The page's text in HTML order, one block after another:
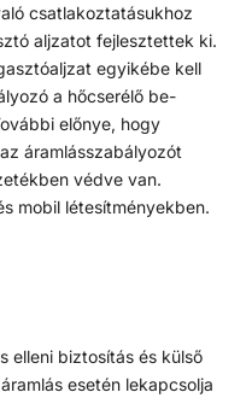
csatlakoztatásukhoz
aljzatot fejlesztettek ki.
egyikébe kell
a hőcserélő be-
előnye, hogy
áramlásszabályozót
védve van.
mobil létesítményekben.
elleni biztosítás és külső
esetén lekapcsolja